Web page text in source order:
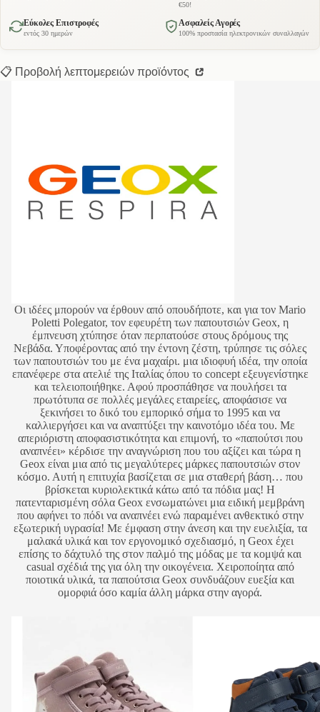
€50!
Εύκολες Επιστροφές
εντός 30 ημερών
Ασφαλείς Αγορές
100% προστασία ηλεκτρονικών συναλλαγών
📋 Προβολή λεπτομερειών προϊόντος
Οι ιδέες μπορούν να έρθουν από οπουδήποτε, και για τον Mario
Poletti Polegator, τον εφευρέτη των παπουτσιών Geox, η
έμπνευση χτύπησε όταν περπατούσε στους δρόμους της
Νεβάδα. Υποφέροντας από την έντονη ζέστη, τρύπησε τις σόλες
των παπουτσιών του με ένα μαχαίρι. μια ιδιοφυή ιδέα, την οποία
επανέφερε στα ατελιέ της Ιταλίας όπου το concept εξευγενίστηκε
και τελειοποιήθηκε. Αφού προσπάθησε να πουλήσει τα
πρωτότυπα σε πολλές μεγάλες εταιρείες, αποφάσισε να
ξεκινήσει το δικό του εμπορικό σήμα το 1995 και να
καλλιεργήσει και να αναπτύξει την καινοτόμο ιδέα του. Με
απεριόριστη αποφασιστικότητα και επιμονή, το «παπούτσι που
αναπνέει» κέρδισε την αναγνώριση που του αξίζει και τώρα η
Geox είναι μια από τις μεγαλύτερες μάρκες παπουτσιών στον
κόσμο. Αυτή η επιτυχία βασίζεται σε μια σταθερή βάση… που
βρίσκεται κυριολεκτικά κάτω από τα πόδια μας! Η
πατενταρισμένη σόλα Geox ενσωματώνει μια ειδική μεμβράνη
που αφήνει το πόδι να αναπνέει ενώ παραμένει ανθεκτικό στην
εξωτερική υγρασία! Με έμφαση στην άνεση και την ευελιξία, τα
μαλακά υλικά και τον εργονομικό σχεδιασμό, η Geox έχει
επίσης το δάχτυλό της στον παλμό της μόδας με τα κομψά και
casual σχέδιά της για όλη την οικογένεια. Χειροποίητα από
ποιοτικά υλικά, τα παπούτσια Geox συνδυάζουν ευεξία και
ομορφιά όσο καμία άλλη μάρκα στην αγορά.